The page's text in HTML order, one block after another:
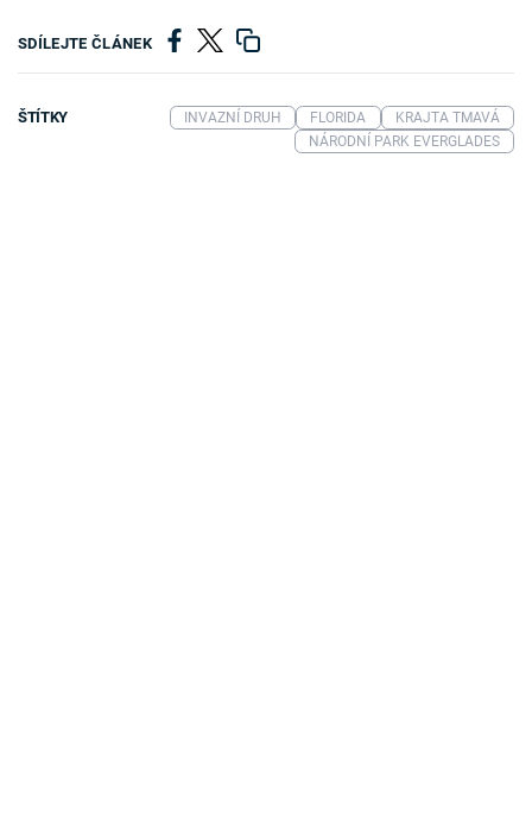
SDÍLEJTE ČLÁNEK
ŠTÍTKY INVAZNÍ DRUH FLORIDA
KRAJTA TMAVÁ
NÁRODNÍ PARK EVERGLADES